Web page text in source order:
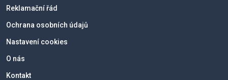
Reklamační řád
Ochrana osobních údajů
Nastavení cookies
O nás
Kontakt